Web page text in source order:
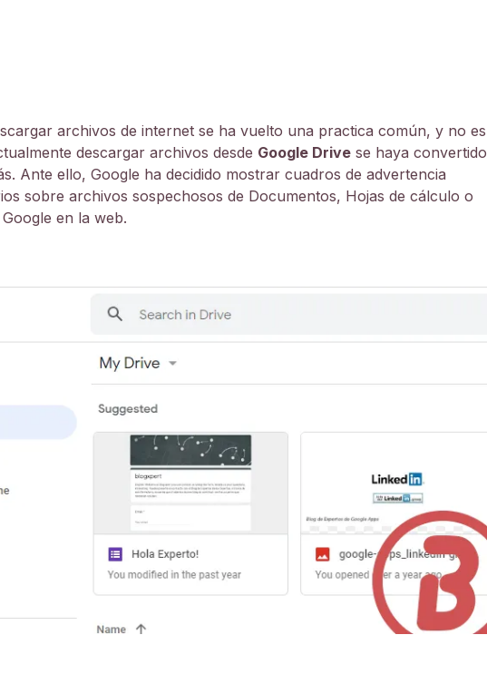
archivos de internet se ha vuelto una practica común, y no es
descargar archivos desde Google Drive se haya convertido
Ante ello, Google ha decidido mostrar cuadros de advertencia
sobre archivos sospechosos de Documentos, Hojas de cálculo o
en la web.